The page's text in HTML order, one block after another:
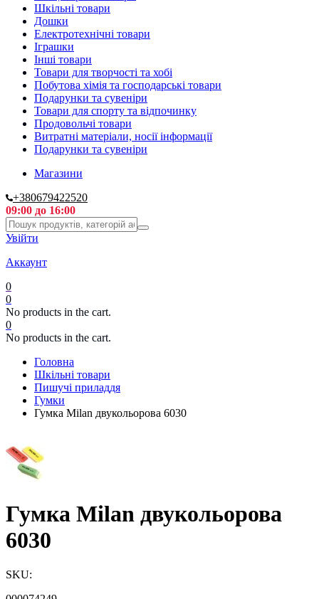
Шкільні товари
Дошки
Електротехнічні товари
Іграшки
Інші товари
Товари для творчості та хобі
Побутова хімія та господарські товари
Подарунки та сувеніри
Товари для спорту та відпочинку
Продовольчі товари
Витратні матеріали, носії інформації
Подарунки та сувеніри
Магазини
+380679422520
09:00 до 16:00
Увійти
Аккаунт
0
0
No products in the cart.
0
No products in the cart.
Головна
Шкільні товари
Пишучі приладдя
Гумки
Гумка Milan двукольорова 6030
Гумка Milan двукольорова
6030
SKU: